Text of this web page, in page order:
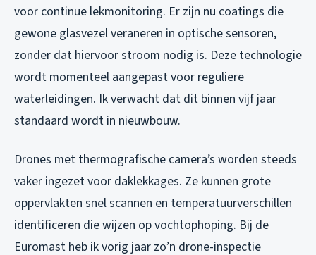
voor continue lekmonitoring. Er zijn nu coatings die
gewone glasvezel veraneren in optische sensoren,
zonder dat hiervoor stroom nodig is. Deze technologie
wordt momenteel aangepast voor reguliere
waterleidingen. Ik verwacht dat dit binnen vijf jaar
standaard wordt in nieuwbouw.
Drones met thermografische camera’s worden steeds
vaker ingezet voor daklekkages. Ze kunnen grote
oppervlakten snel scannen en temperatuurverschillen
identificeren die wijzen op vochtophoping. Bij de
Euromast heb ik vorig jaar zo’n drone-inspectie